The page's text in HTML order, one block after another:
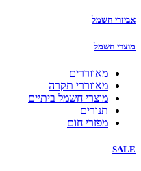
אביזרי חשמל
מוצרי חשמל
מאווררים
מאווררי תקרה
מוצרי חשמל ביתיים
תנורים
מפזרי חום
SALE